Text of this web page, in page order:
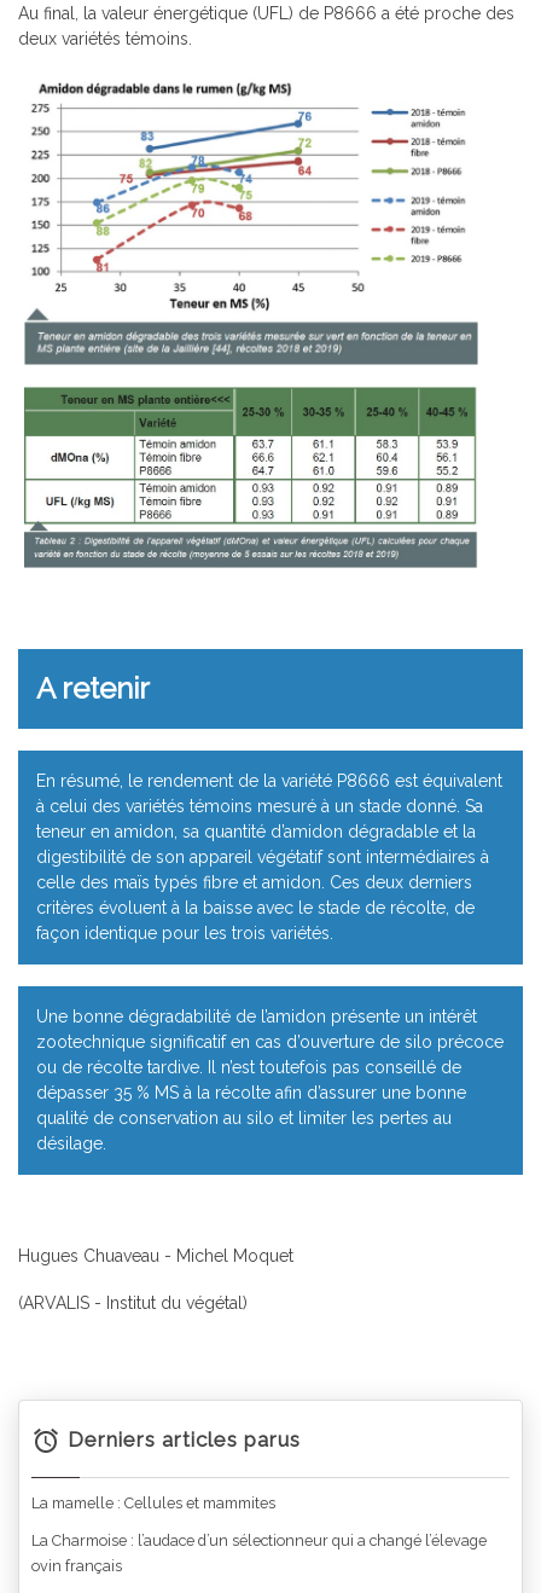
Au final, la valeur énergétique (UFL) de P8666 a été proche des
deux variétés témoins.
A retenir
En résumé, le rendement de la variété P8666 est équivalent
à celui des variétés témoins mesuré à un stade donné. Sa
teneur en amidon, sa quantité d’amidon dégradable et la
digestibilité de son appareil végétatif sont intermédiaires à
celle des maïs typés fibre et amidon. Ces deux derniers
critères évoluent à la baisse avec le stade de récolte, de
façon identique pour les trois variétés.
Une bonne dégradabilité de l’amidon présente un intérêt
zootechnique significatif en cas d’ouverture de silo précoce
ou de récolte tardive. Il n’est toutefois pas conseillé de
dépasser 35 % MS à la récolte afin d’assurer une bonne
qualité de conservation au silo et limiter les pertes au
désilage.
Hugues Chuaveau - Michel Moquet
(ARVALIS - Institut du végétal)
Derniers articles parus
La mamelle : Cellules et mammites
La Charmoise : l’audace d’un sélectionneur qui a changé l’élevage
ovin français